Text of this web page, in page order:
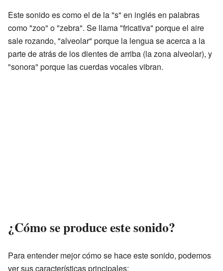
Este sonido es como el de la "s" en inglés en palabras
como "zoo" o "zebra". Se llama "fricativa" porque el aire
sale rozando, "alveolar" porque la lengua se acerca a la
parte de atrás de los dientes de arriba (la zona alveolar), y
"sonora" porque las cuerdas vocales vibran.
¿Cómo se produce este sonido?
Para entender mejor cómo se hace este sonido, podemos
ver sus características principales: